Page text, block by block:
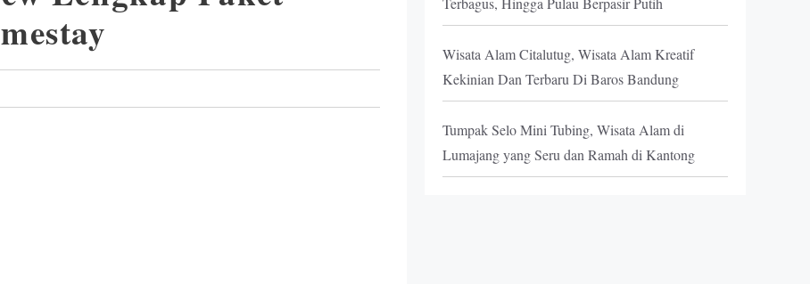
Wisata Alam Citalutug, Wisata Alam Kreatif
Kekinian Dan Terbaru Di Baros Bandung
Tumpak Selo Mini Tubing, Wisata Alam di
Lumajang yang Seru dan Ramah di Kantong